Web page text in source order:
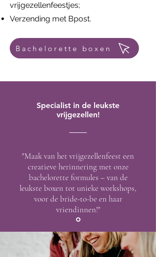
vrijgezellenfeestjes;
Verzending met Bpost.
Bachelorette boxen
Specialist in de leukste
vrijgezellen!
"Maak van het vrijgezellenfeest een
creatieve herinnering met onze
bachelorette formules – van de
leukste boxen tot unieke workshops,
voor de bride-to-be en haar
vriendinnen!"